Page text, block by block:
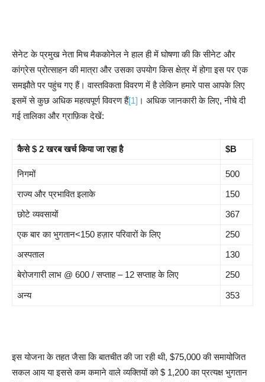
सेनेट के प्रमुख नेता मिच मैककोनेल ने हाल ही में घोषणा की कि सीनेट और
कांग्रेस प्रोत्साहन की मात्रा और उसका उपयोग किस क्षेत्र में होगा इस पर एक
समझौते पर पहुंच गए हैं। वास्तविकता विवरण में है लेकिन हमारे पास आपके लिए
इसमें से कुछ अधिक महत्वपूर्ण विवरण हैं[1] । अधिक जानकारी के लिए, नीचे दी
गई तालिका और ग्राफ़िक देखें:
कैसे $ 2 खरब खर्च किया जा रहा है $B
निगमों
500
राज्य और प्रभावित इलाके
150
छोटे व्यवसायों
367
एक बार का भुगतान<150 हज़ार परिवारों के लिए
250
अस्पताल
130
बेरोजगारी लाभ @ 600 / सप्ताह – 12 सप्ताह के लिए
250
अन्य 353
इस योजना के तहत जैसा कि बातचीत की जा रही थी, $75,000 की समायोजित
सकल आय या इससे कम कमाने वाले व्यक्तियों को $ 1,200 का प्रत्यक्ष भुगतान